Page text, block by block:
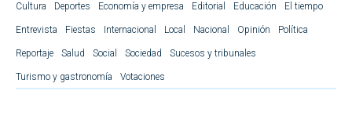
Cultura Deportes Economía y empresa Editorial Educación El tiempo
Entrevista Fiestas Internacional Local Nacional Opinión Política
Reportaje Salud Social Sociedad Sucesos y tribunales
Turismo y gastronomía Votaciones